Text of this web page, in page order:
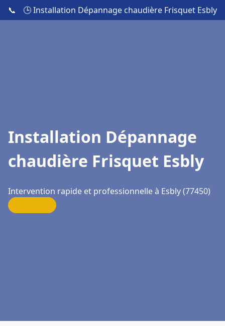
📞 🕒 Installation Dépannage chaudière Frisquet Esbly
Installation Dépannage
chaudière Frisquet Esbly
Intervention rapide et professionnelle à Esbly (77450)